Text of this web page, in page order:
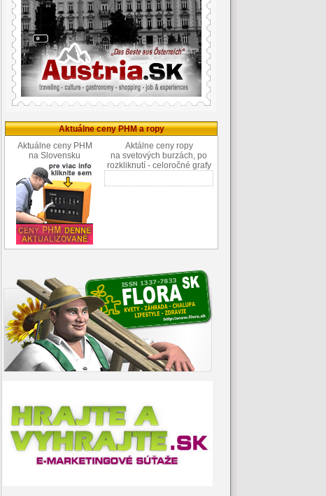
Aktuálne ceny PHM a ropy
Aktuálne ceny PHM
na Slovensku
Aktálne ceny ropy
na svetových burzách, po
rozkliknutí - celoročné grafy